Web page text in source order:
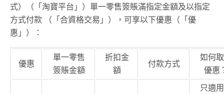
式）（「淘寶平台」）單一零售簽賬滿指定金額及以指定
方式付款 （「合資格交易」），可享以下優惠（「優
惠」）：
優惠
單一零售
簽賬金額
折扣金
額
付款方式
如何
優惠
只適